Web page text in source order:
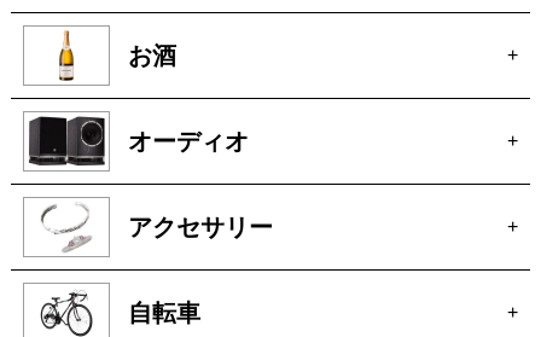
お酒 +
オーディオ +
アクセサリー +
自転車 +